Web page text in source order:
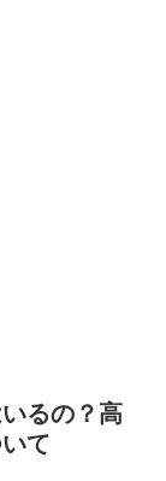
るの？高
て